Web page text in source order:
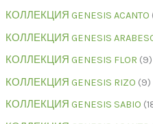
КОЛЛЕКЦИЯ GENESIS ACANTO
КОЛЛЕКЦИЯ GENESIS
КОЛЛЕКЦИЯ GENESIS FLOR 9
КОЛЛЕКЦИЯ GENESIS RIZO 9
КОЛЛЕКЦИЯ GENESIS SABIO